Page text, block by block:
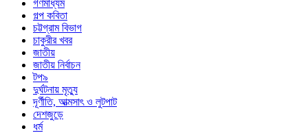
গণমাধ্যম
গল্প ক‌বিতা
চট্টগ্রাম বিভাগ
চাকুরীর খবর
জাতীয়
জাতীয় নির্বাচন
টপ৯
দুর্ঘটনায় মৃত্যু
দূর্ণীতি, আত্মসাৎ ও লুটপাট
দেশজুড়ে
ধর্ম